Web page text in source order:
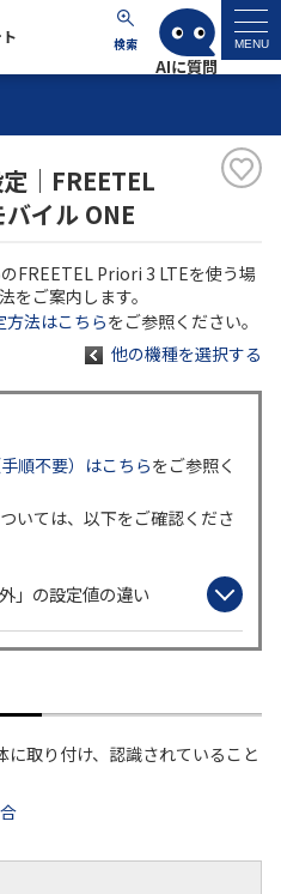
検索 MENU
サポートサイトの使い方
工事・故障情報通知
｜FREETEL
イル ONE
FREETEL Priori 3 LTEを使う場
をご案内します。
方法はこちらをご参照ください。
他の機種を選択する
順不要）はこちらをご参照く
いては、以下をご確認くださ
」の設定値の違い
取り付け、認識されていること